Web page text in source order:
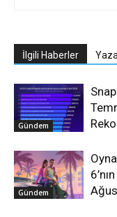
İlgili Haberler
Gündem
Gündem